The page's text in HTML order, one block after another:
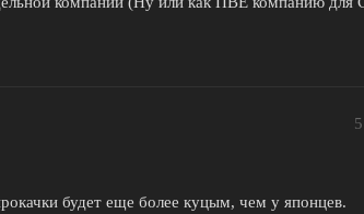
5
будет еще более куцым, чем у японцев.